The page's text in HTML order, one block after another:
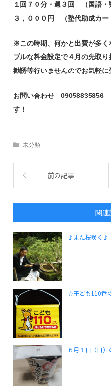
１回７０分・週３回 （国語
３，０００円 （塾代助成カー
※この時期、何かと出費が多く
ブルな料金設定で４月の先取
勧誘等行いませんのでお気軽
お問い合わせ 09058835856
す！
未分類
前の記事
関連
♪また桜咲く♪
☆子ども110番
６月１日（日）